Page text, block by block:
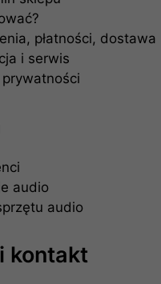
płatności, dostawa
i serwis
audio
audio
kontakt